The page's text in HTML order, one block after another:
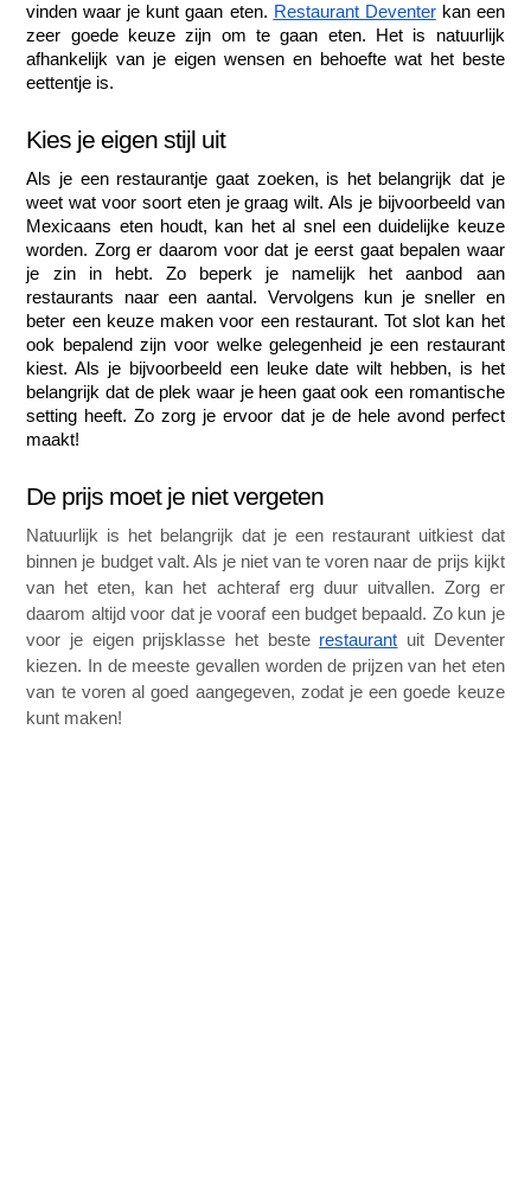
vinden waar je kunt gaan eten. Restaurant Deventer kan een
zeer goede keuze zijn om te gaan eten. Het is natuurlijk
afhankelijk van je eigen wensen en behoefte wat het beste
eettentje is.
Kies je eigen stijl uit
Als je een restaurantje gaat zoeken, is het belangrijk dat je
weet wat voor soort eten je graag wilt. Als je bijvoorbeeld van
Mexicaans eten houdt, kan het al snel een duidelijke keuze
worden. Zorg er daarom voor dat je eerst gaat bepalen waar
je zin in hebt. Zo beperk je namelijk het aanbod aan
restaurants naar een aantal. Vervolgens kun je sneller en
beter een keuze maken voor een restaurant. Tot slot kan het
ook bepalend zijn voor welke gelegenheid je een restaurant
kiest. Als je bijvoorbeeld een leuke date wilt hebben, is het
belangrijk dat de plek waar je heen gaat ook een romantische
setting heeft. Zo zorg je ervoor dat je de hele avond perfect
maakt!
De prijs moet je niet vergeten
Natuurlijk is het belangrijk dat je een restaurant uitkiest dat
binnen je budget valt. Als je niet van te voren naar de prijs kijkt
van het eten, kan het achteraf erg duur uitvallen. Zorg er
daarom altijd voor dat je vooraf een budget bepaald. Zo kun je
voor je eigen prijsklasse het beste restaurant uit Deventer
kiezen. In de meeste gevallen worden de prijzen van het eten
van te voren al goed aangegeven, zodat je een goede keuze
kunt maken!